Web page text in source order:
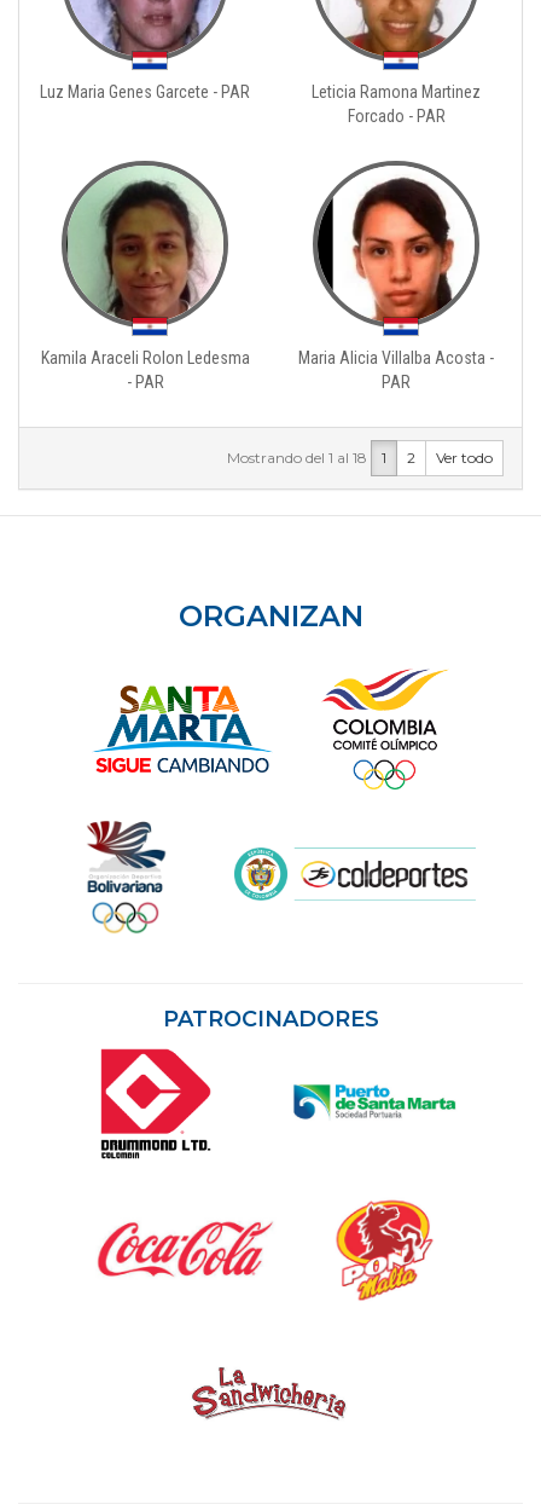
Luz Maria Genes Garcete - PAR
Leticia Ramona Martinez
Forcado - PAR
Kamila Araceli Rolon Ledesma
- PAR
Maria Alicia Villalba Acosta -
PAR
Mostrando del 1 al 18 1 2 Ver todo
ORGANIZAN
PATROCINADORES